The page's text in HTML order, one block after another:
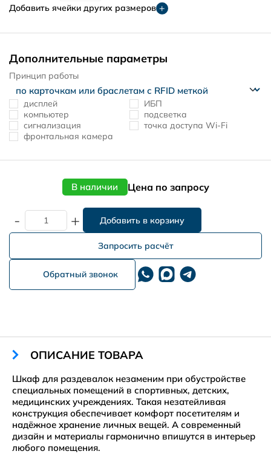
Добавить ячейки других размеров
Дополнительные параметры
Принцип работы
дисплей
ИБП
компьютер
подсветка
сигнализация
точка доступа Wi-Fi
фронтальная камера
В наличии Цена по запросу
- +
Запросить расчёт
Обратный звонок
ОПИСАНИЕ ТОВАРА
Шкаф для раздевалок незаменим при обустройстве
специальных помещений в спортивных, детских,
медицинских учреждениях. Такая незатейливая
конструкция обеспечивает комфорт посетителям и
надёжное хранение личных вещей. А современный
дизайн и материалы гармонично впишутся в интерьер
любого помещения.